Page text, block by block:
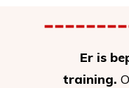
Er is
training.